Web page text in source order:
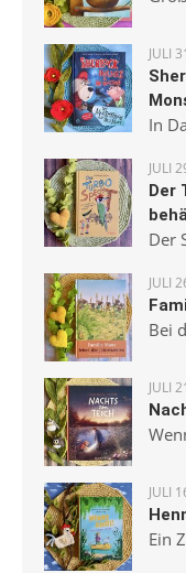
JULI
In
JULI
Der
Der
JULI
Bei
JULI
JULI
Ein